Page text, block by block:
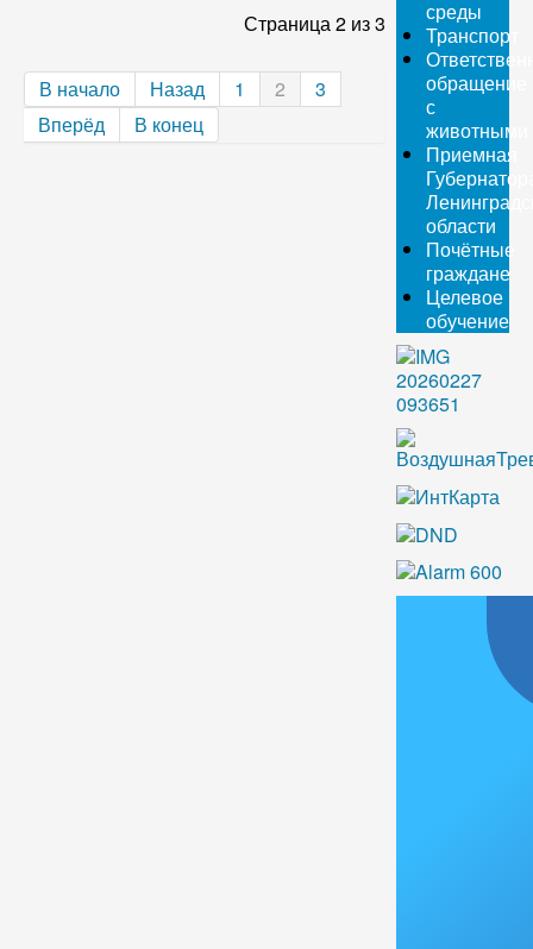
Страница 2 из 3
В начало Назад 1 2
3
Вперёд
В конец
среды
Транспорт
обращение
с
животными
Приемная
области
Почётные
граждане
Целевое
обучение